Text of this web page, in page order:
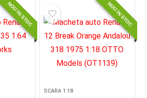
NOU IN STOC NOU IN STOC
SCARA 1:18